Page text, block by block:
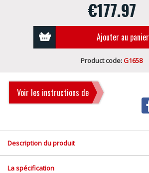
€177.97
Ajouter au panier
Product code:G1658
Voir les instructions de
Description du produit
La spécification